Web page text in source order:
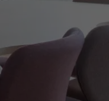
via onderzoek als
realiseren. Onze ambitie
. We doen dit
bewustzijn en